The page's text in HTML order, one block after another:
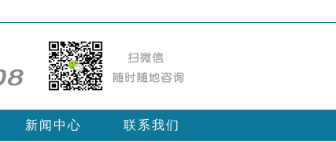
新闻中心 联系我们